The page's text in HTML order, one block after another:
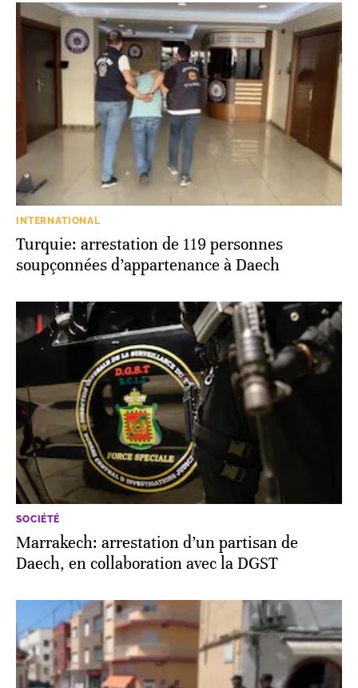
INTERNATIONAL
Turquie: arrestation de 119 personnes
soupçonnées d’appartenance à Daech
SOCIÉTÉ
Marrakech: arrestation d’un partisan de
Daech, en collaboration avec la DGST